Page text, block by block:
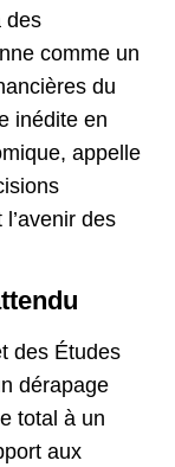
des
comme un
du
inédite en
appelle
des
des Études
dérapage
total à un
aux